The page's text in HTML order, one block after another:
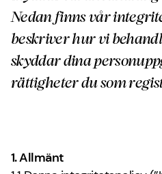
Nedan finns vår
beskriver hur vi
skyddar dina
rättigheter du som
1. Allmänt